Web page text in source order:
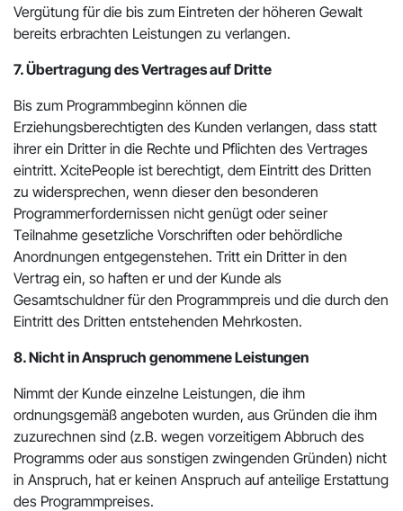
Vergütung für die bis zum Eintreten der höheren Gewalt
bereits erbrachten Leistungen zu verlangen.
7. Übertragung des Vertrages auf Dritte
Bis zum Programmbeginn können die
Erziehungsberechtigten des Kunden verlangen, dass statt
ihrer ein Dritter in die Rechte und Pflichten des Vertrages
eintritt. XcitePeople ist berechtigt, dem Eintritt des Dritten
zu widersprechen, wenn dieser den besonderen
Programmerfordernissen nicht genügt oder seiner
Teilnahme gesetzliche Vorschriften oder behördliche
Anordnungen entgegenstehen. Tritt ein Dritter in den
Vertrag ein, so haften er und der Kunde als
Gesamtschuldner für den Programmpreis und die durch den
Eintritt des Dritten entstehenden Mehrkosten.
8. Nicht in Anspruch genommene Leistungen
Nimmt der Kunde einzelne Leistungen, die ihm
ordnungsgemäß angeboten wurden, aus Gründen die ihm
zuzurechnen sind (z.B. wegen vorzeitigem Abbruch des
Programms oder aus sonstigen zwingenden Gründen) nicht
in Anspruch, hat er keinen Anspruch auf anteilige Erstattung
des Programmpreises.